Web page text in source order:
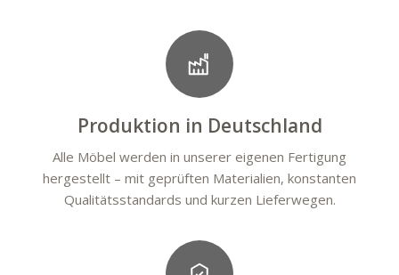
Produktion in Deutschland
Alle Möbel werden in unserer eigenen Fertigung
hergestellt – mit geprüften Materialien, konstanten
Qualitätsstandards und kurzen Lieferwegen.